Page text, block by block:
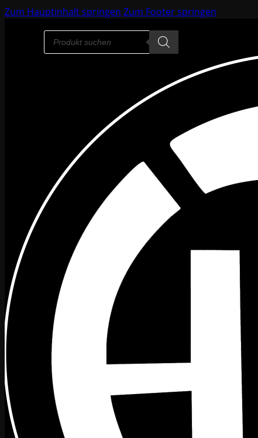
Zum Hauptinhalt springen Zum Footer springen
Products
search